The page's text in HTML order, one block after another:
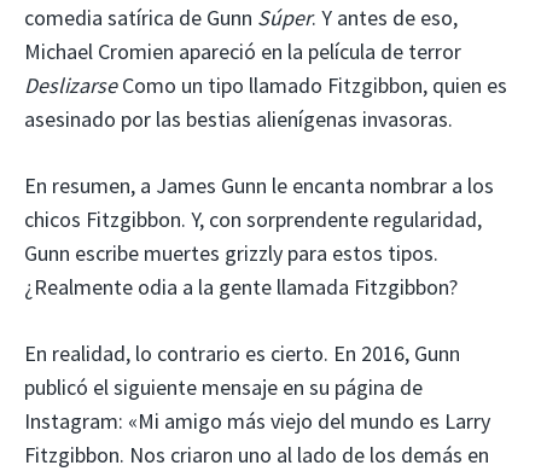
comedia satírica de Gunn Súper. Y antes de eso,
Michael Cromien apareció en la película de terror
DeslizarseComo un tipo llamado Fitzgibbon, quien es
asesinado por las bestias alienígenas invasoras.
En resumen, a James Gunn le encanta nombrar a los
chicos Fitzgibbon. Y, con sorprendente regularidad,
Gunn escribe muertes grizzly para estos tipos.
¿Realmente odia a la gente llamada Fitzgibbon?
En realidad, lo contrario es cierto. En 2016, Gunn
publicó el siguiente mensaje en su página de
Instagram: «Mi amigo más viejo del mundo es Larry
Fitzgibbon. Nos criaron uno al lado de los demás en